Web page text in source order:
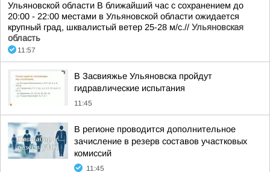
Ульяновской области В ближайший час с сохранением до
20:00 - 22:00 местами в Ульяновской области ожидается
крупный град, шквалистый ветер 25-28 м/с.// Ульяновская
область
11:57
В Засвияжье Ульяновска пройдут
гидравлические испытания
11:45
В регионе проводится дополнительное
зачисление в резерв составов участковых
комиссий
11:45